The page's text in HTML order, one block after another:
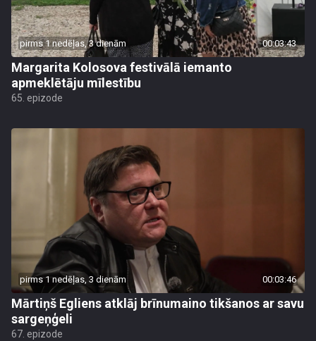
pirms 1 nedēļas, 3 dienām 00:03:43
Margarita Kolosova festivālā iemanto
apmeklētāju mīlestību
65. epizode
pirms 1 nedēļas, 3 dienām 00:03:46
Mārtiņš Egliens atklāj brīnumaino tikšanos ar savu
sargeņģeli
67. epizode